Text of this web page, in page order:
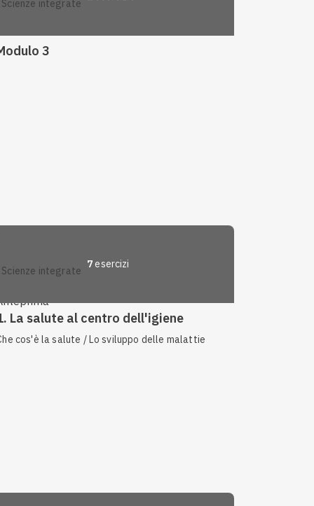
scienze integrate
3
scienze integrate
7 esercizi
La salute al centro dell'igiene
cos'è la salute / Lo sviluppo delle malattie